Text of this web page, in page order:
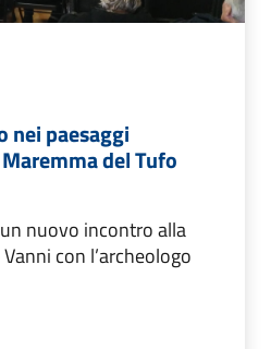
nei paesaggi
del Tufo
nuovo incontro alla
con l’archeologo